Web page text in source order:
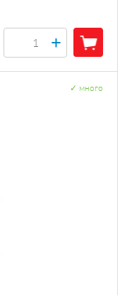
+
много